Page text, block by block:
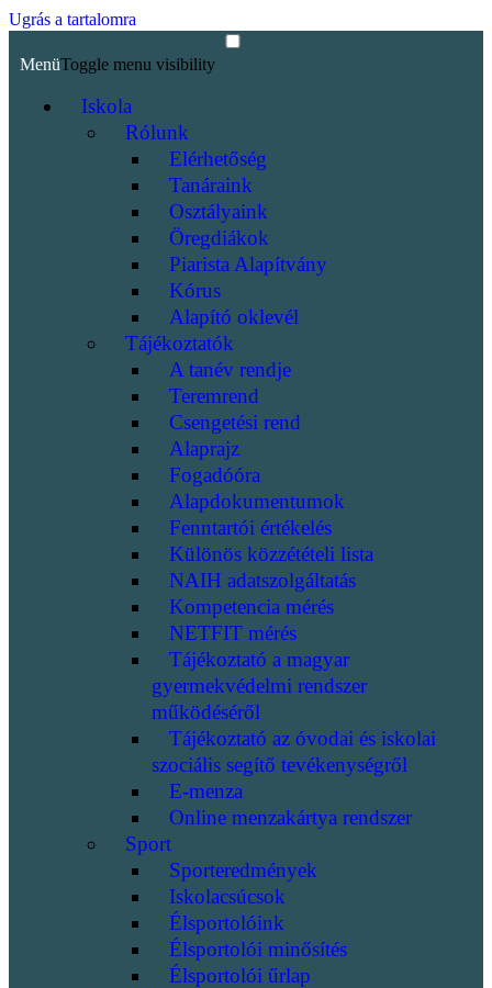
Ugrás a tartalomra
MenüToggle menu visibility
Iskola
Rólunk
Elérhetőség
Tanáraink
Osztályaink
Öregdiákok
Piarista Alapítvány
Kórus
Alapító oklevél
Tájékoztatók
A tanév rendje
Teremrend
Csengetési rend
Alaprajz
Fogadóóra
Alapdokumentumok
Fenntartói értékelés
Különös közzétételi lista
NAIH adatszolgáltatás
Kompetencia mérés
NETFIT mérés
Tájékoztató a magyar
gyermekvédelmi rendszer
működéséről
Tájékoztató az óvodai és iskolai
szociális segítő tevékenységről
E-menza
Online menzakártya rendszer
Sport
Sporteredmények
Iskolacsúcsok
Élsportolóink
Élsportolói minősítés
Élsportolói űrlap